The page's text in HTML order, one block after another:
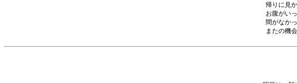
帰りに見
お腹がい
間がなか
またの機